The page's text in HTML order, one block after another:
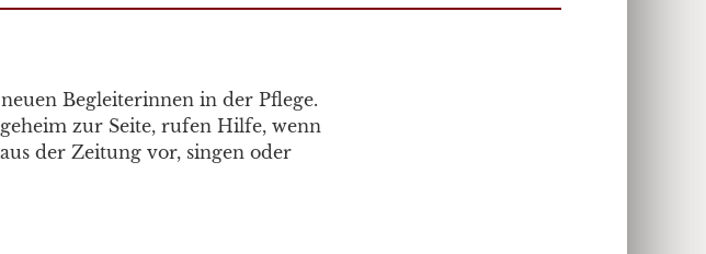
Begleiterinnen in der Pflege.
zur Seite, rufen Hilfe, wenn
der Zeitung vor, singen oder